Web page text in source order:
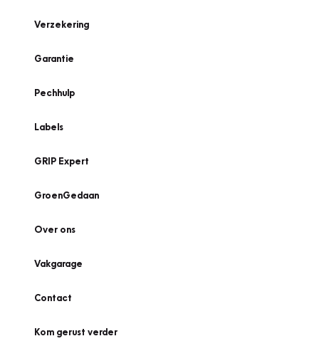
Verzekering
Garantie
Pechhulp
Labels
GRIP Expert
GroenGedaan
Over ons
Vakgarage
Contact
Kom gerust verder